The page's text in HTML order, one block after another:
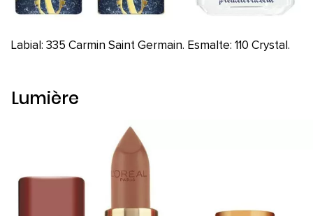
Labial: 335 Carmin Saint Germain. Esmalte: 110 Crystal.
Lumière